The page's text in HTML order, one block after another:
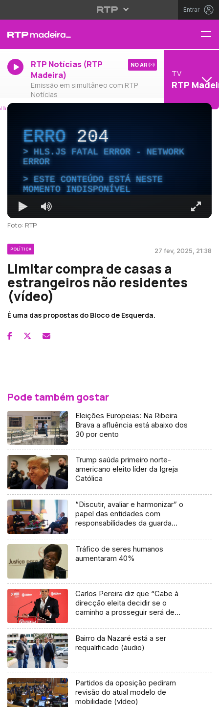
Entrar
RTP Notícias (RTP
Madeira)
Emissão em simultâneo com RTP
Notícias
NO AR
TV
RTP
ERRO204
HLS.JS FATAL ERROR - NETWORK
ERROR
ESTE CONTEÚDO ESTÁ NESTE
MOMENTO INDISPONÍVEL
Foto: RTP
POLÍTICA 27 fev, 2025, 21:38
Limitar compra de casas a
estrangeiros não residentes
(vídeo)
É uma das propostas do Bloco de Esquerda.
Pode também gostar
Eleições Europeias: Na Ribeira
Brava a afluência está abaixo dos
30 por cento
Trump saúda primeiro norte-
americano eleito líder da Igreja
Católica
“Discutir, avaliar e harmonizar” o
papel das entidades com
responsabilidades da guarda
Tráfico de seres humanos
aumentaram 40%
Carlos Pereira diz que “Cabe à
direcção eleita decidir se o
caminho a prosseguir será de
Bairro da Nazaré está a ser
requalificado (áudio)
Partidos da oposição pediram
revisão do atual modelo de
mobilidade (vídeo)